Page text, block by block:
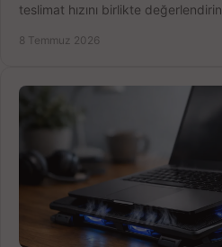
teslimat hızını birlikte
8 Temmuz 2026